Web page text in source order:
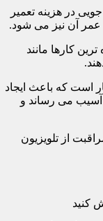
در هزینه تعمیر
آن نیز می شود.
کارها مانند
است که باعث ایجاد
آسیب می رساند و
و مراقبت از تلویزیون